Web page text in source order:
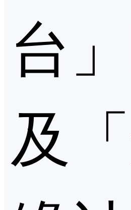
台
及